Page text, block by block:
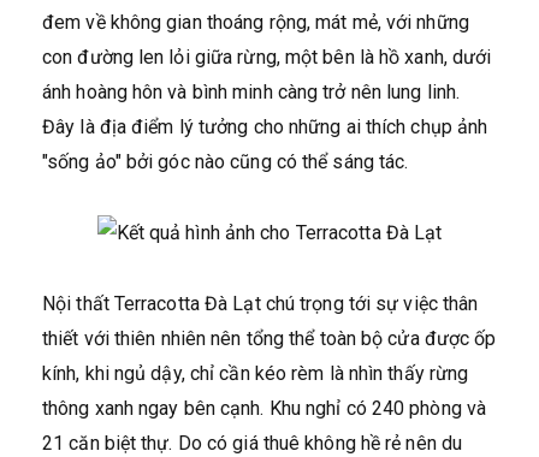
đem về không gian thoáng rộng, mát mẻ, với những
con đường len lỏi giữa rừng, một bên là hồ xanh, dưới
ánh hoàng hôn và bình minh càng trở nên lung linh.
Đây là địa điểm lý tưởng cho những ai thích chụp ảnh
"sống ảo" bởi góc nào cũng có thể sáng tác.
Nội thất Terracotta Đà Lạt chú trọng tới sự việc thân
thiết với thiên nhiên nên tổng thể toàn bộ cửa được ốp
kính, khi ngủ dậy, chỉ cần kéo rèm là nhìn thấy rừng
thông xanh ngay bên cạnh. Khu nghỉ có 240 phòng và
21 căn biệt thự. Do có giá thuê không hề rẻ nên du